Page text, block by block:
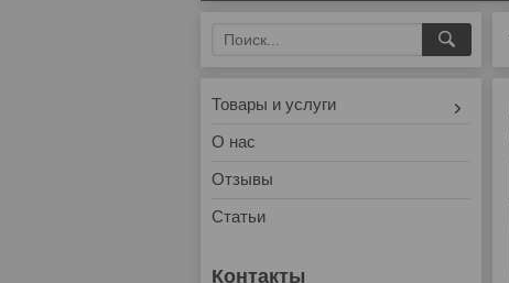
Товары и услуги
О нас
Отзывы
Статьи